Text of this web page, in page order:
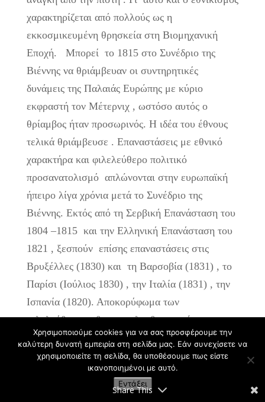
χαρακτηρίζεται από πολλούς ως η
εκκοσμικευμένη θρησκεία στη Βιομηχανική
Εποχή. Μπορεί το 1815 στο Συνέδριο της
Βιέννης να θριάμβευαν οι συντηρητικές
δυνάμεις της Παλαιάς Ευρώπης με κύριο
εκφραστή τον Μέτερνιχ , ωστόσο αυτός ο
θρίαμβος ήταν προσωρινός. Η ιδέα του έθνους
τελικά θριάμβευσε . Επαναστάσεις με εθνικό
χαρακτήρα και φιλελεύθερο πολιτικό
προσανατολισμό απλώνονται στην ευρωπαϊκή
ήπειρο λίγα χρόνια μετά το Συνέδριο της
Βιέννης. Εκτός από τη Σερβική Επανάσταση του
1804 –1815 και την Ελληνική Επανάσταση του
1821 , ξεσπούν επίσης επαναστάσεις στις
Βρυξέλλες (1830) και τη Βαρσοβία (1831) , το
Παρίσι (Ιούλιος 1830) , την Ιταλία (1831) , την
Ισπανία (1820). Αποκορύφωμα των
φιλελεύθερων εθνικοαπελευθερωτικών
κινημάτων θεωρείται το έτος 1848 με τις
επαναστάσεις στην Κεντρική Ευρώπη (Αυστρία
–Γερμανία –Ιταλία) . Η «Άνοιξη των λαών»
-όπως ονομάστηκαν τα εθνικά κινήματα του
Share This
Χρησιμοποιούμε cookies για να σας προσφέρουμε την
καλύτερη δυνατή εμπειρία στη σελίδα μας. Εάν συνεχίσετε να
χρησιμοποιείτε τη σελίδα, θα υποθέσουμε πως είστε
ικανοποιημένοι με αυτό.
Εντάξει